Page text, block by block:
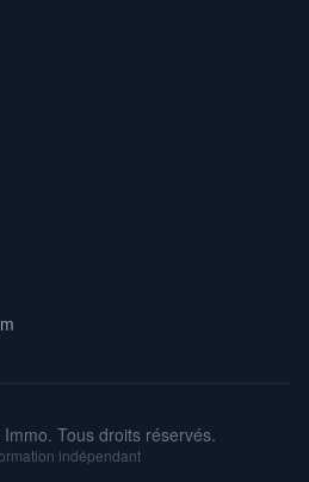
Tous droits réservés.
indépendant